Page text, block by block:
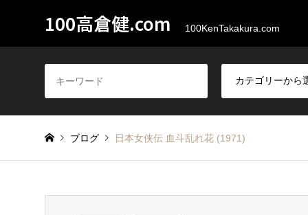
100高倉健.com 100KenTakakura.com
ブログ 日本女侠伝 血斗乱れ花 (1971)